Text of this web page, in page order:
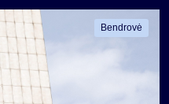
Bendrovė